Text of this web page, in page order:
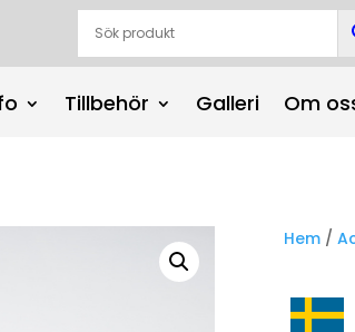
Tillbehör Galleri Om
Hem /